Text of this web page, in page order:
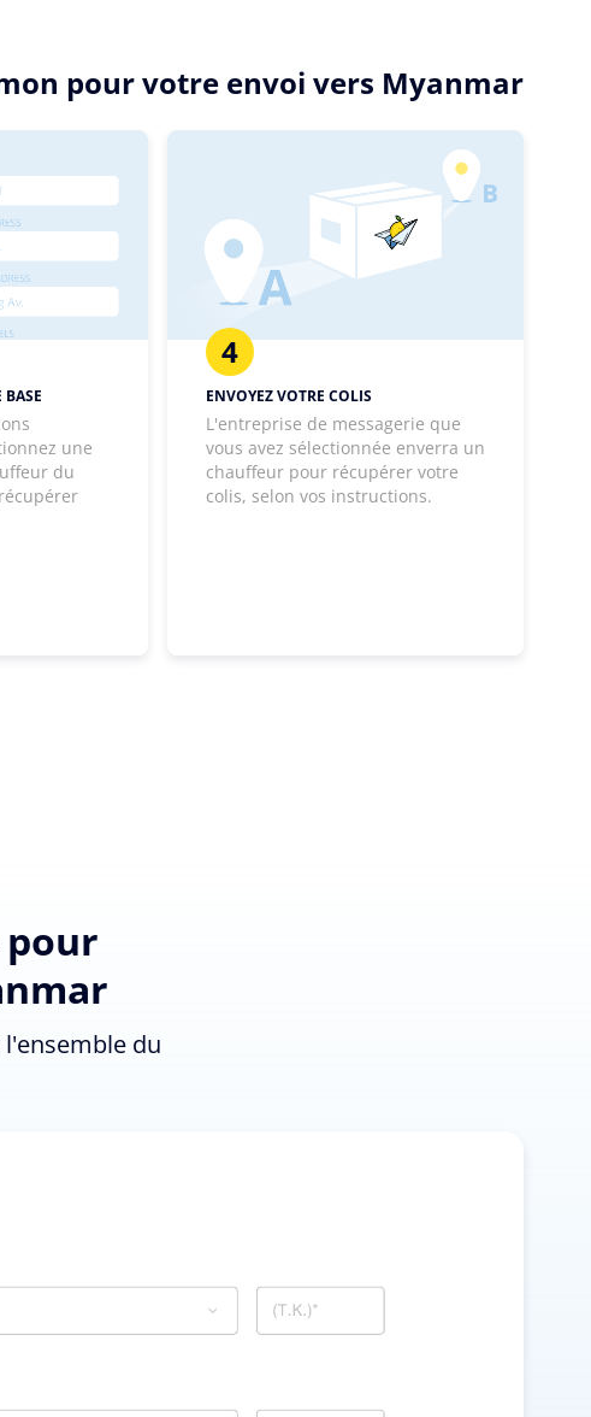
pour votre envoi vers Myanmar
une
du
4
ENVOYEZ VOTRE COLIS
L'entreprise de messagerie que
vous avez sélectionnée enverra un
chauffeur pour récupérer votre
colis, selon vos instructions.
pour
du